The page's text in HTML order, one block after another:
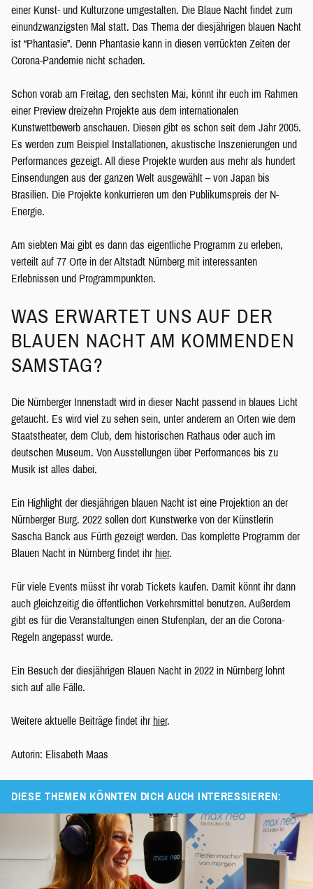
einer Kunst- und Kulturzone umgestalten. Die Blaue Nacht findet zum
einundzwanzigsten Mal statt. Das Thema der diesjährigen blauen Nacht
ist “Phantasie”. Denn Phantasie kann in diesen verrückten Zeiten der
Corona-Pandemie nicht schaden.
Schon vorab am Freitag, den sechsten Mai, könnt ihr euch im Rahmen
einer Preview dreizehn Projekte aus dem internationalen
Kunstwettbewerb anschauen. Diesen gibt es schon seit dem Jahr 2005.
Es werden zum Beispiel Installationen, akustische Inszenierungen und
Performances gezeigt. All diese Projekte wurden aus mehr als hundert
Einsendungen aus der ganzen Welt ausgewählt – von Japan bis
Brasilien. Die Projekte konkurrieren um den Publikumspreis der N-
Energie.
Am siebten Mai gibt es dann das eigentliche Programm zu erleben,
verteilt auf 77 Orte in der Altstadt Nürnberg mit interessanten
Erlebnissen und Programmpunkten.
WAS ERWARTET UNS AUF DER
BLAUEN NACHT AM KOMMENDEN
SAMSTAG?
Die Nürnberger Innenstadt wird in dieser Nacht passend in blaues Licht
getaucht. Es wird viel zu sehen sein, unter anderem an Orten wie dem
Staatstheater, dem Club, dem historischen Rathaus oder auch im
deutschen Museum. Von Ausstellungen über Performances bis zu
Musik ist alles dabei.
Ein Highlight der diesjährigen blauen Nacht ist eine Projektion an der
Nürnberger Burg. 2022 sollen dort Kunstwerke von der Künstlerin
Sascha Banck aus Fürth gezeigt werden. Das komplette Programm der
Blauen Nacht in Nürnberg findet ihr hier.
Für viele Events müsst ihr vorab Tickets kaufen. Damit könnt ihr dann
auch gleichzeitig die öffentlichen Verkehrsmittel benutzen. Außerdem
gibt es für die Veranstaltungen einen Stufenplan, der an die Corona-
Regeln angepasst wurde.
Ein Besuch der diesjährigen Blauen Nacht in 2022 in Nürnberg lohnt
sich auf alle Fälle.
Weitere aktuelle Beiträge findet ihr hier.
Autorin: Elisabeth Maas
DIESE THEMEN KÖNNTEN DICH AUCH INTERESSIEREN: